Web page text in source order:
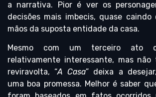
a narrativa. Pior é ver os
decisões mais imbecis, quase
mãos da suposta entidade da casa.
Mesmo com um terceiro ato
relativamente interessante, mas não
reviravolta, “A Casa” deixa a
uma boa promessa. Melhor é saber